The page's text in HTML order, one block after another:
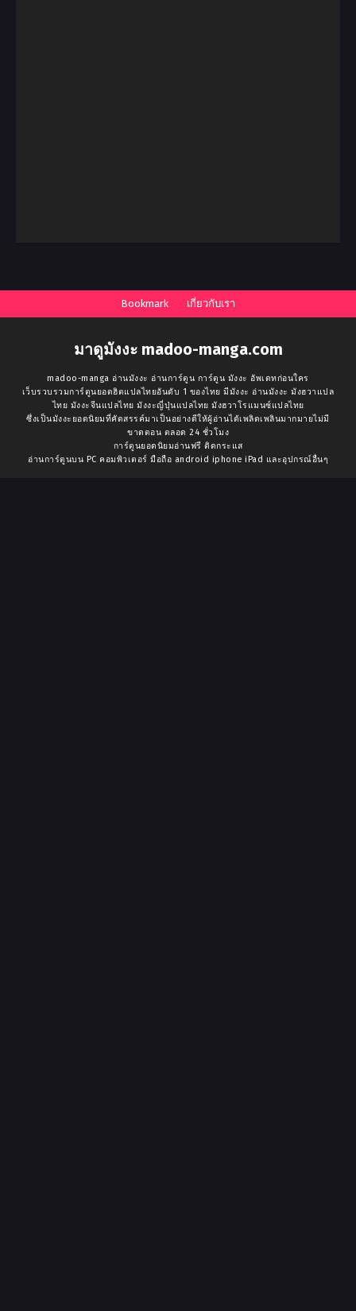
Bookmark เกี่ยวกับเรา
มาดูมังงะ madoo-manga.com
madoo-manga อ่านมังงะ อ่านการ์ตูน การ์ตูน มังงะ อัพเดทก่อนใคร
เว็บรวบรวมการ์ตูนยอดฮิตแปลไทยอันดับ 1 ของไทย มีมังงะ อ่านมังงะ มังฮวาแปล
ไทย มังงะจีนแปลไทย มังงะญี่ปุ่นแปลไทย มังฮวาโรแมนซ์แปลไทย
ซึ่งเป็นมังงะยอดนิยมที่คัดสรรค์มาเป็นอย่างดีให้ผู้อ่านได้เพลิดเพลินมากมายไม่มี
ขาดตอน ตลอด 24 ชั่วโมง
การ์ตูนยอดนิยมอ่านฟรี ติดกระแส
อ่านการ์ตูนบน PC คอมพิวเตอร์ มือถือ android iphone iPad และอุปกรณ์อื่นๆ